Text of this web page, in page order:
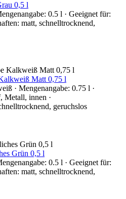
0,5 l
0.5 l · Geeignet für:
matt, schnelltrocknend,
Matt 0,75 l
· Mengenangabe: 0.75 l ·
Metall, innen ·
geruchslos
Grün 0,5 l
0.5 l · Geeignet für:
matt, schnelltrocknend,